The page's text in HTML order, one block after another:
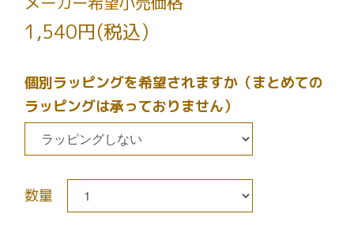
1,540円(税込)
個別ラッピングを希望されますか（まとめての
ラッピングは承っておりません）
数量